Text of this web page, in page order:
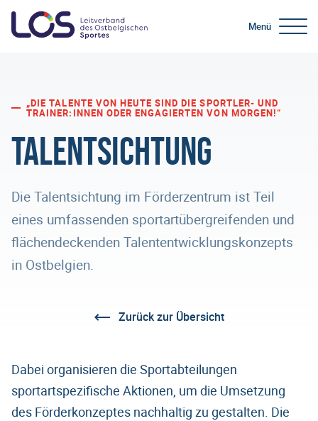
Menü
„DIE TALENTE VON HEUTE SIND DIE SPORTLER- UND
TRAINER:INNEN ODER ENGAGIERTEN VON MORGEN!“
Talentsichtung
Die Talentsichtung im Förderzentrum ist Teil
eines umfassenden sportartübergreifenden und
flächendeckenden Talententwicklungskonzepts
in Ostbelgien.
Zurück zur Übersicht
Dabei organisieren die Sportabteilungen
sportartspezifische Aktionen, um die Umsetzung
des Förderkonzeptes nachhaltig zu gestalten. Die